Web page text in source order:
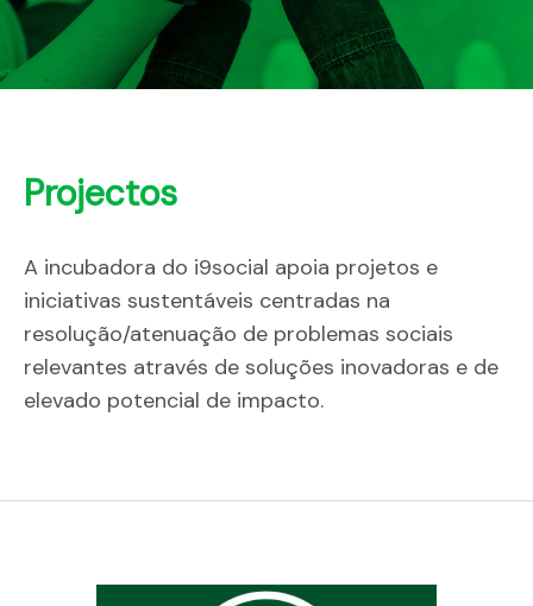
CONTACTOS
PT
Projectos
A incubadora do i9social apoia projetos e
iniciativas sustentáveis centradas na
resolução/atenuação de problemas sociais
relevantes através de soluções inovadoras e de
elevado potencial de impacto.